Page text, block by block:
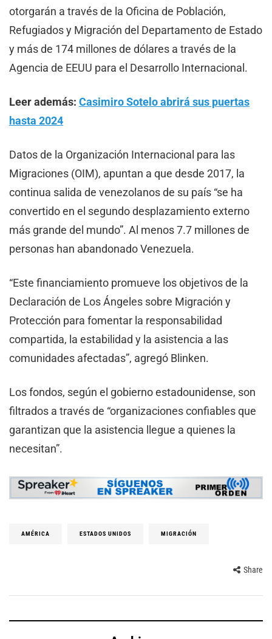
otorgarán a través de la Oficina de Población,
Refugiados y Migración del Departamento de Estado
y más de 174 millones de dólares a través de la
Agencia de EEUU para el Desarrollo Internacional.
Leer además: Casimiro Sotelo abrirá sus puertas
hasta 2024
Datos de la Organización Internacional para las
Migraciones (OIM), apuntan a que desde 2017, la
continua salida de venezolanos de su país “se ha
convertido en el segundo desplazamiento externo
más grande del mundo”. Al menos 7.7 millones de
personas han abandonado Venezuela.
“Este financiamiento promueve los objetivos de la
Declaración de Los Ángeles sobre Migración y
Protección para fomentar la responsabilidad
compartida, la estabilidad y la asistencia a las
comunidades afectadas”, agregó Blinken.
Los fondos, según el gobierno estadounidense, son
filtrados a través de “organizaciones confiables que
garantizan que la asistencia llegue a quienes la
necesitan”.
AMÉRICA ESTADOS UNIDOS MIGRACIÓN
Share